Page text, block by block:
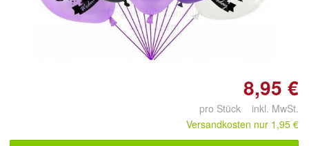
Doppelt antippen zum
vergrößern
8,95 €
pro Stück inkl. MwSt.
Versandkosten nur 1,95 €